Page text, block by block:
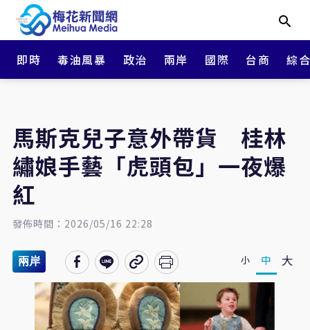
即時 毒油風暴 政治 兩岸 國際 台商 綜
馬斯克兒子意外帶貨 桂林
繡娘手藝「虎頭包」一夜爆
紅
發佈時間：2026/05/16 22:28
兩岸 小 中 大